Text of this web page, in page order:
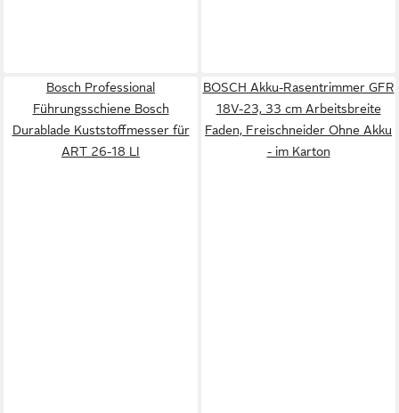
Bosch Professional
Führungsschiene Bosch
Durablade Kuststoffmesser für
ART 26-18 LI
BOSCH Akku-Rasentrimmer GFR
18V-23, 33 cm Arbeitsbreite
Faden, Freischneider Ohne Akku
- im Karton